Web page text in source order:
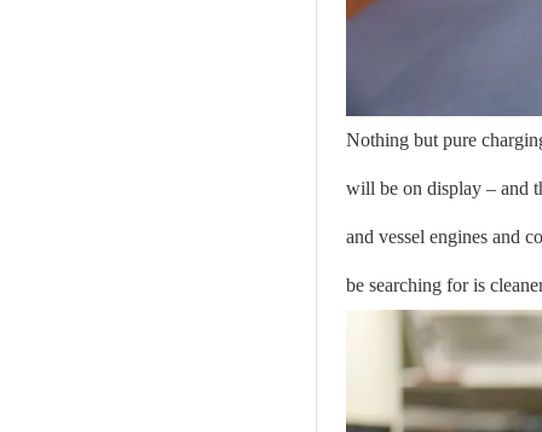
Nothing but pure
will be on display – and
and vessel engines and
be searching for is